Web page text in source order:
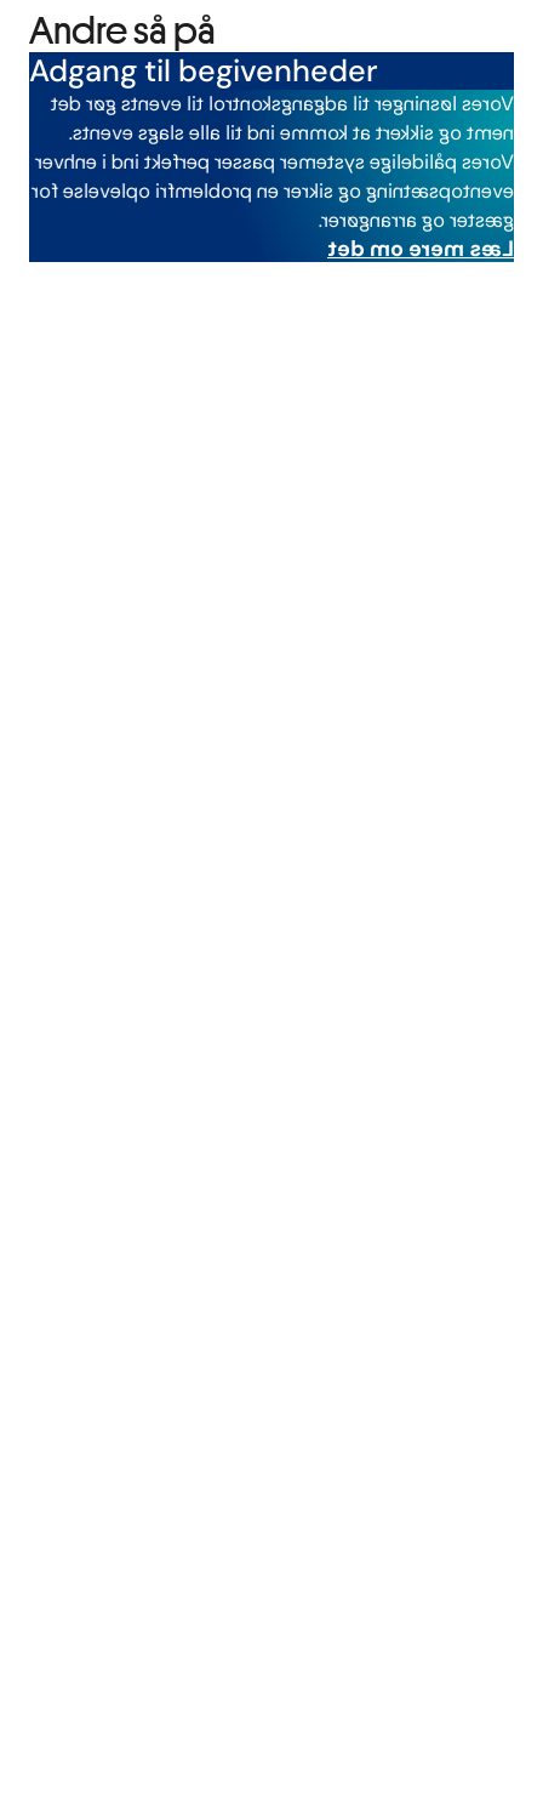
Andre så på
Adgang til begivenheder
Vores løsninger til adgangskontrol til events gør det
nemt og sikkert at komme ind til alle slags events.
Vores pålidelige systemer passer perfekt ind i enhver
eventopsætning og sikrer en problemfri oplevelse for
gæster og arrangører.
Læs mere om det